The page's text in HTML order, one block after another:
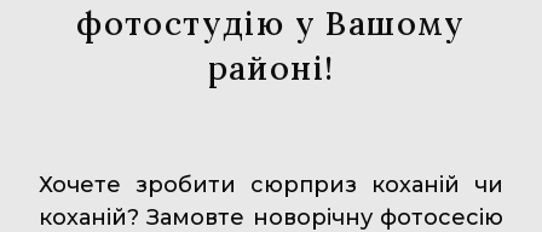
фотостудію у Вашому
районі!
Хочете зробити сюрприз коханій чи
коханій? Замовте новорічну фотосесію